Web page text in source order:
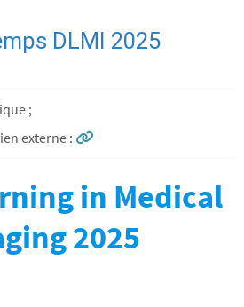
DLMI 2025
;
externe :
in Medical
2025